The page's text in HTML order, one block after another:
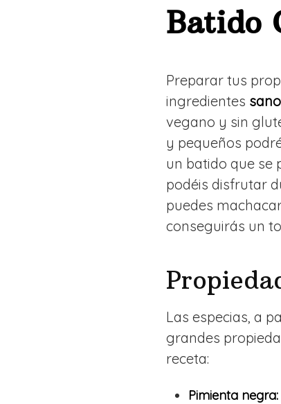
Batido
Preparar tus
ingredientes
vegano y sin
y pequeños
un batido que se
podéis disfrutar
puedes
conseguirás un
Las especias, a
grandes
receta:
Pimienta negra: